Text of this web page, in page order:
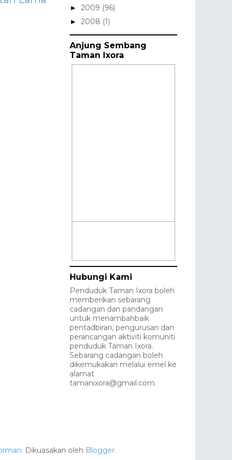
► 2009 (96)
► 2008 (1)
Anjung Sembang
Taman Ixora
Hubungi Kami
Penduduk Taman Ixora boleh
memberikan sebarang
cadangan dan pandangan
untuk menambahbaik
pentadbiran, pengurusan dan
perancangan aktiviti komuniti
penduduk Taman Ixora.
Sebarang cadangan boleh
dikemukakan melalui emel ke
alamat
tamanixora@gmail.com.
. Dikuasakan oleh Blogger.